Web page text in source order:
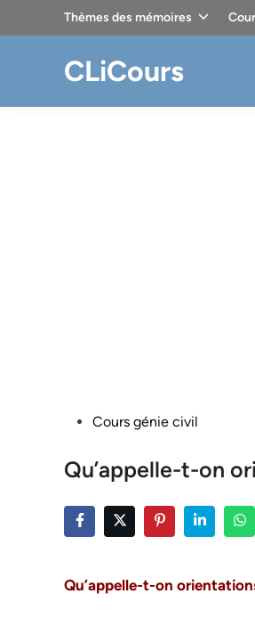
Thèmes des mémoires
CLiCours
PostedCours génie civil
Qu’appelle-t-on
Qu’appelle-t-on